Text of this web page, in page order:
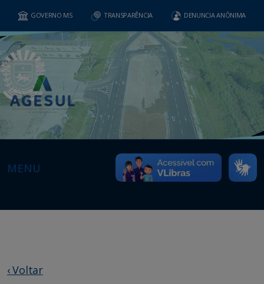
GOVERNO MS TRANSPARÊNCIA DENUNCIA ANÔNIMA
MENU
‹ Voltar